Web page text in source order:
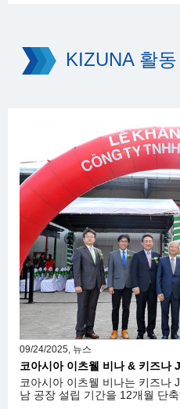
KIZUNA 활동
09/24/2025, 뉴스
코아시아 이츠웰 비나 & 키즈나
코아시아 이츠웰 비나는 키즈나
남 공장 설립 기간을 12개월 단축